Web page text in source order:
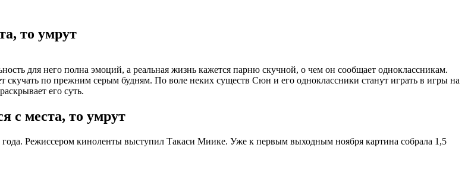
то умрут
для него полна эмоций, а реальная жизнь кажется парню скучной, о чем он сообщает одноклассникам.
скучать по прежним серым будням. По воле неких существ Сюн и его одноклассники станут играть в игры на
его суть.
с места, то умрут
года. Режиссером киноленты выступил Такаси Миике. Уже к первым выходным ноября картина собрала 1,5